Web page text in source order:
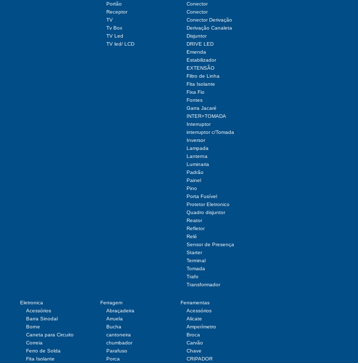
Portão
Receptor
TV
Tv Box
TV Led
TV led/ LCD
Conector
Conector
Conector Derivação
Derivação Canaleta
Disjuntor
DRIVE LED
Emenda
Estabilizador
EXTENSÃO
Filtro de Linha
Fita Isolante
Fixa Fio
Fontes
Garra Jacaré
INTER+TOMADA
Interruptor
interruptor c/Tomada
Inversor
Lampada
Lanterna
Luminaria
Padrão
Painel
Pino
Porta Fusível
Protetor Eletronico
Quadro disjuntor
Reator
Refletor
Relé
Sensor de Presença
Starter
Terminal
Tomada
Trafo
Transformador
Eletronica
Acessórios
Barra Sinodal
Borne
Caneta para Circuito
Correia
Ferro de Solda
Fita Isolante
Ferragem
Abraçadeira
Arruela
Bucha
cantoneira
chumbador
Parafuso
Porca
Ferramentas
Acessórios
Alicate
Amperímetro
Broca
Carvão
Chave
CRIPADOR